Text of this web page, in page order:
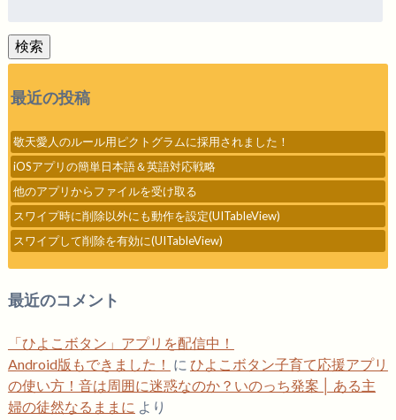
検索
最近の投稿
敬天愛人のルール用ピクトグラムに採用されました！
iOSアプリの簡単日本語＆英語対応戦略
他のアプリからファイルを受け取る
スワイプ時に削除以外にも動作を設定(UITableView)
スワイプして削除を有効に(UITableView)
最近のコメント
「ひよこボタン」アプリを配信中！
Android版もできました！ に ひよこボタン子育て応援アプリ
の使い方！音は周囲に迷惑なのか？いのっち発案 │ ある主
婦の徒然なるままに より